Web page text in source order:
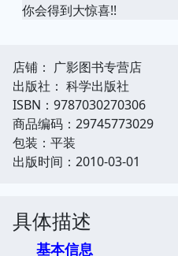
你会得到大惊喜!!
店铺： 广影图书专营店
出版社： 科学出版社
ISBN：9787030270306
商品编码：29745773029
包装：平装
出版时间：2010-03-01
具体描述
基本信息